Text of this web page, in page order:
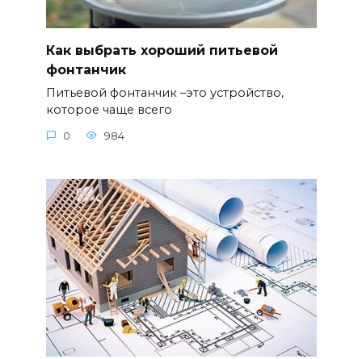
Как выбрать хороший питьевой
фонтанчик
Питьевой фонтанчик –это устройство,
которое чаще всего
0 984